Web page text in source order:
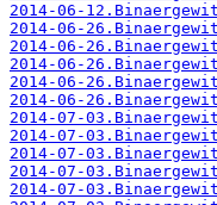
2014-06-
2014-06-
2014-06-
2014-06-
2014-06-
2014-06-
2014-07-
2014-07-
2014-07-
2014-07-
2014-07-